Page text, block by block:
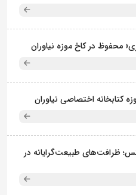
محفوظ در کاخ موزه نیاوران
کتابخانه اختصاصی نیاوران
ظرافت‌های طبیعت‌گرایانه در